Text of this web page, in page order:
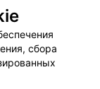
оплаты
сбора